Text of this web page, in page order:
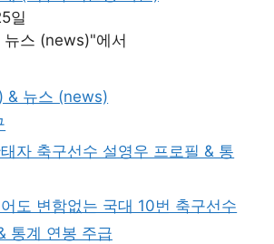
일
스 (news)"에서
& 뉴스 (news)
자 축구선수 설영우 프로필 & 통
도 변함없는 국대 10번 축구선수
통계 연봉 주급